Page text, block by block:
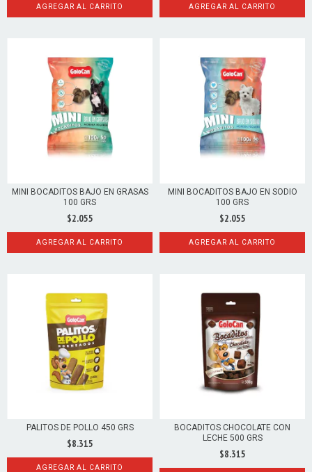
AGREGAR AL CARRITO AGREGAR AL CARRITO
MINI BOCADITOS BAJO EN GRASAS
100 GRS
$2.055
AGREGAR AL CARRITO
MINI BOCADITOS BAJO EN SODIO
100 GRS
$2.055
AGREGAR AL CARRITO
PALITOS DE POLLO 450 GRS
$8.315
AGREGAR AL CARRITO
BOCADITOS CHOCOLATE CON
LECHE 500 GRS
$8.315